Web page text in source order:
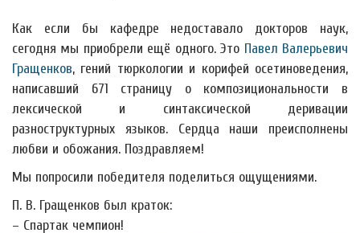
Как если бы кафедре недоставало докторов наук,
сегодня мы приобрели ещё одного. Это Павел Валерьевич
Гращенков, гений тюркологии и корифей осетиноведения,
написавший 671 страницу о композициональности в
лексической и синтаксической деривации
разноструктурных языков. Сердца наши преисполнены
любви и обожания. Поздравляем!
Мы попросили победителя поделиться ощущениями.
П. В. Гращенков был краток:
– Спартак чемпион!